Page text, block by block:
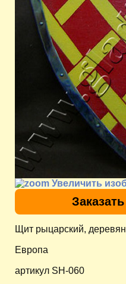
Увеличить
Щит рыцарский,
Европа
артикул SH-060